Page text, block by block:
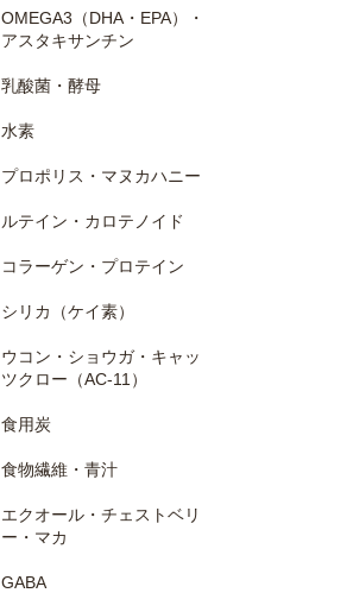
OMEGA3（DHA・EPA）・
アスタキサンチン
乳酸菌・酵母
水素
プロポリス・マヌカハニー
ルテイン・カロテノイド
コラーゲン・プロテイン
シリカ（ケイ素）
ウコン・ショウガ・キャッ
ツクロー（AC-11）
食用炭
食物繊維・青汁
エクオール・チェストベリ
ー・マカ
GABA